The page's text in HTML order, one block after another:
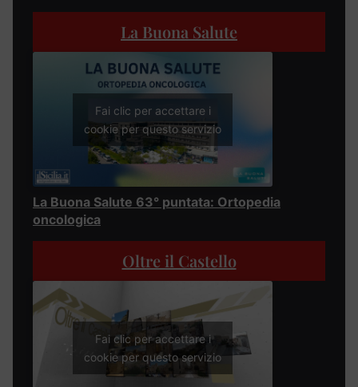
La Buona Salute
Fai clic per accettare i
cookie per questo servizio
La Buona Salute 63° puntata: Ortopedia
oncologica
Oltre il Castello
Fai clic per accettare i
cookie per questo servizio